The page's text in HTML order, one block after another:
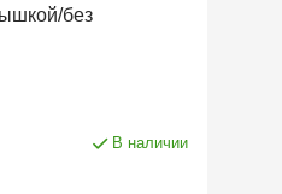
без
В наличии